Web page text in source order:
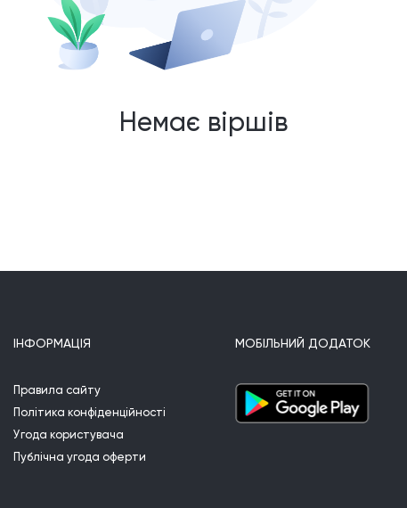
Немає віршів
ІНФОРМАЦІЯ
Правила сайту
Політика конфіденційності
Угода користувача
Публічна угода оферти
МОБІЛЬНИЙ ДОДАТОК